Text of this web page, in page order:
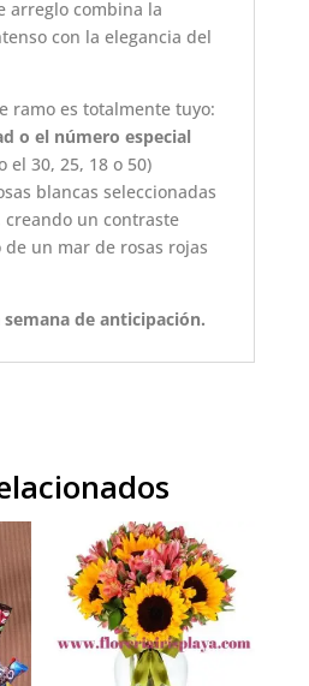
arreglo combina la
con la elegancia del
ramo es totalmente tuyo:
o el número especial
el 30, 25, 18 o 50)
blancas seleccionadas
un contraste
un mar de rosas rojas
de anticipación.